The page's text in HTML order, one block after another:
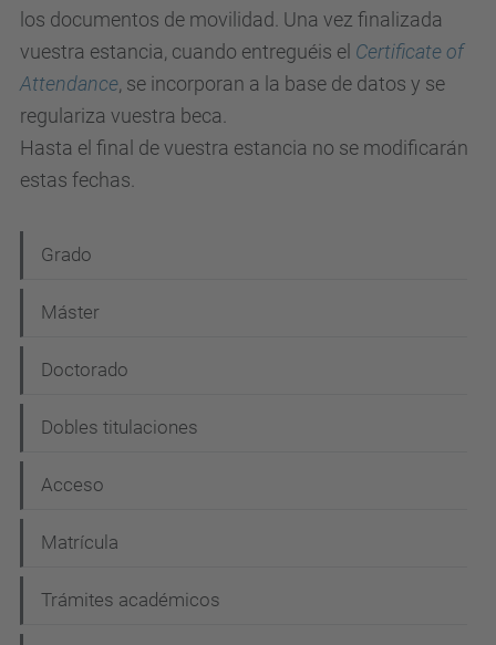
los documentos de movilidad. Una vez finalizada
vuestra estancia, cuando entreguéis el Certificate of
Attendance, se incorporan a la base de datos y se
regulariza vuestra beca.
Hasta el final de vuestra estancia no se modificarán
estas fechas.
a
v
g
a
i
ó
Grado
Máster
Doctorado
Dobles titulaciones
Acceso
Matrícula
Trámites académicos